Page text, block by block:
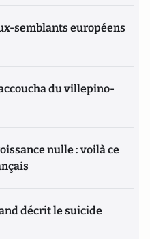
semblants européens
du villepino-
nulle : voilà ce
décrit le suicide